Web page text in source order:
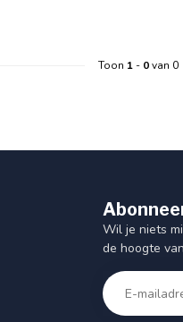
Toon 1- 0van 0
Wil je niets
de hoogte